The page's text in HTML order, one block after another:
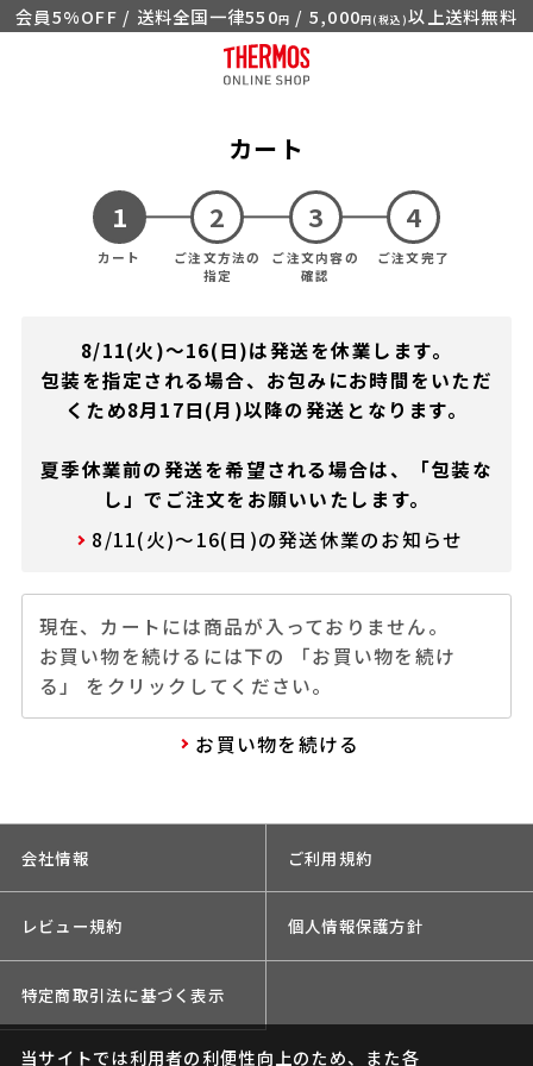
会員5%OFF / 送料全国一律550円 / 5,000円(税込)以上送料無料
カート
カート
ご注文方法の
指定
ご注文内容の
確認
ご注文完了
8/11(火)～16(日)は発送を休業します。
包装を指定される場合、お包みにお時間をいただ
くため8月17日(月)以降の発送となります。
夏季休業前の発送を希望される場合は、「包装な
し」でご注文をお願いいたします。
8/11(火)～16(日)の発送休業のお知らせ
現在、カートには商品が入っておりません。
お買い物を続けるには下の 「お買い物を続け
る」 をクリックしてください。
お買い物を続ける
会社情報 ご利用規約
レビュー規約 個人情報保護方針
特定商取引法に基づく表示
当サイトでは利用者の利便性向上のため、また各